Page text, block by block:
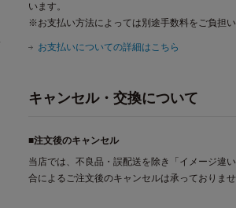
います。
※お支払い方法によっては別途手数料をご負担い
お支払いについての詳細はこちら
キャンセル・交換について
■注文後のキャンセル
当店では、不良品・誤配送を除き「イメージ違
合によるご注文後のキャンセルは承っておりませ